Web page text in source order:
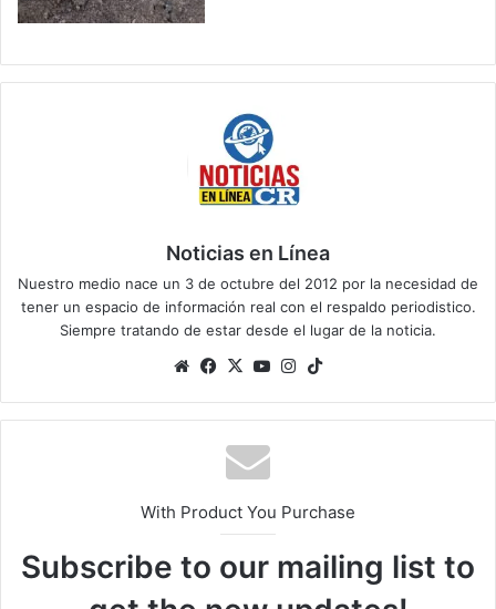
Noticias en Línea
Nuestro medio nace un 3 de octubre del 2012 por la necesidad de
tener un espacio de información real con el respaldo periodistico.
Siempre tratando de estar desde el lugar de la noticia.
SitioFacebook
X YouTubeInstagram
With Product You Purchase
Subscribe to our mailing list to